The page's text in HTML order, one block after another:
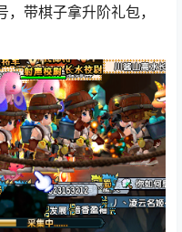
带棋子拿升阶礼包，